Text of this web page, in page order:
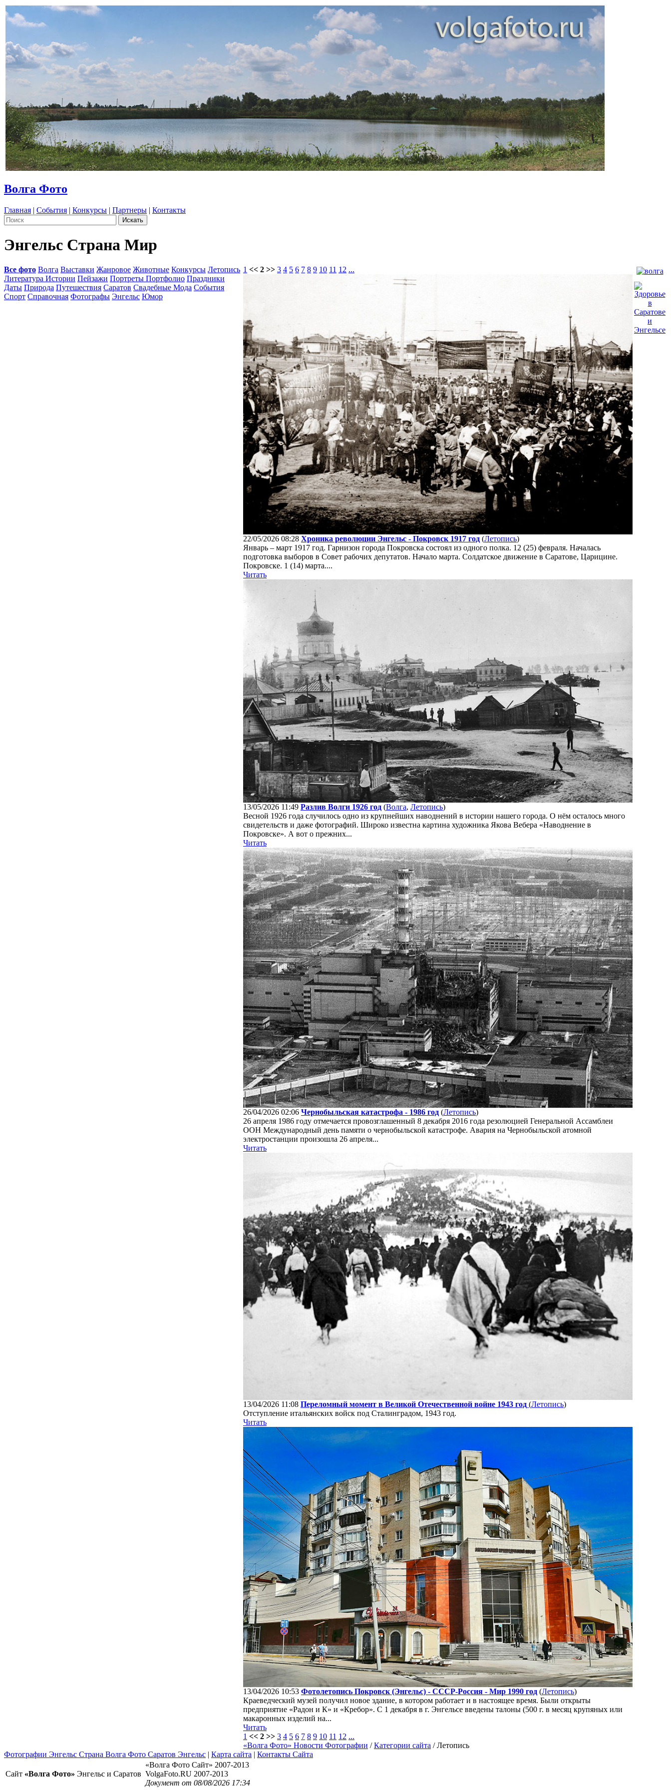
Волга Фото
Главная | События | Конкурсы | Партнеры | Контакты
Энгельс Страна Мир
Все фото Волга Выставки Жанровое Животные Конкурсы Летопись
Литература Истории Пейзажи Портреты Портфолио Праздники
Даты Природа Путешествия Саратов Свадебные Мода События
Спорт Справочная Фотографы Энгельс Юмор
1 << 2 >> 3 4 5 6 7 8 9 10 11 12 ...
22/05/2026 08:28 Хроника революции Энгельс - Покровск 1917 год (Летопись)
Январь – март 1917 год. Гарнизон города Покровска состоял из одного полка. 12 (25) февраля. Началась
подготовка выборов в Совет рабочих депутатов. Начало марта. Солдатское движение в Саратове, Царицине.
Покровске. 1 (14) марта....
Читать
13/05/2026 11:49 Разлив Волги 1926 год (Волга, Летопись)
Весной 1926 года случилось одно из крупнейших наводнений в истории нашего города. О нём осталось много
свидетельств и даже фотографий. Широко известна картина художника Якова Вебера «Наводнение в
Покровске». А вот о прежних...
Читать
26/04/2026 02:06 Чернобыльская катастрофа - 1986 год (Летопись)
26 апреля 1986 году отмечается провозглашенный 8 декабря 2016 года резолюцией Генеральной Ассамблеи
ООН Международный день памяти о чернобыльской катастрофе. Авария на Чернобыльской атомной
электростанции произошла 26 апреля...
Читать
13/04/2026 11:08 Переломный момент в Великой Отечественной войне 1943 год (Летопись)
Отступление итальянских войск под Сталинградом, 1943 год.
Читать
13/04/2026 10:53 Фотолетопись Покровск (Энгельс) - СССР-Россия - Мир 1990 год (Летопись)
Краеведческий музей получил новое здание, в котором работает и в настоящее время. Были открыты
предприятие «Радон и К» и «Кребор». С 1 декабря в г. Энгельсе введены талоны (500 г. в месяц крупяных или
макаронных изделий на...
Читать
1 << 2 >> 3 4 5 6 7 8 9 10 11 12 ...
«Волга Фото» Новости Фотографии /Категории сайта / Летопись
Фотографии Энгельс Страна Волга Фото Саратов Энгельс | Карта сайта | Контакты Сайта
Сайт «Волга Фото» Энгельс и Саратов
«Волга Фото Сайт» 2007-2013
VolgaFoto.RU 2007-2013
Документ от 08/08/2026 17:34